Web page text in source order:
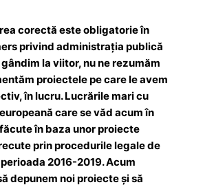
corectă este obligatorie în
privind administraţia publică
gândim la viitor, nu ne rezumăm
proiectele pe care le avem
în lucru. Lucrările mari cu
care se văd acum în
în baza unor proiecte
prin procedurile legale de
2016-2019. Acum
depunem noi proiecte şi să